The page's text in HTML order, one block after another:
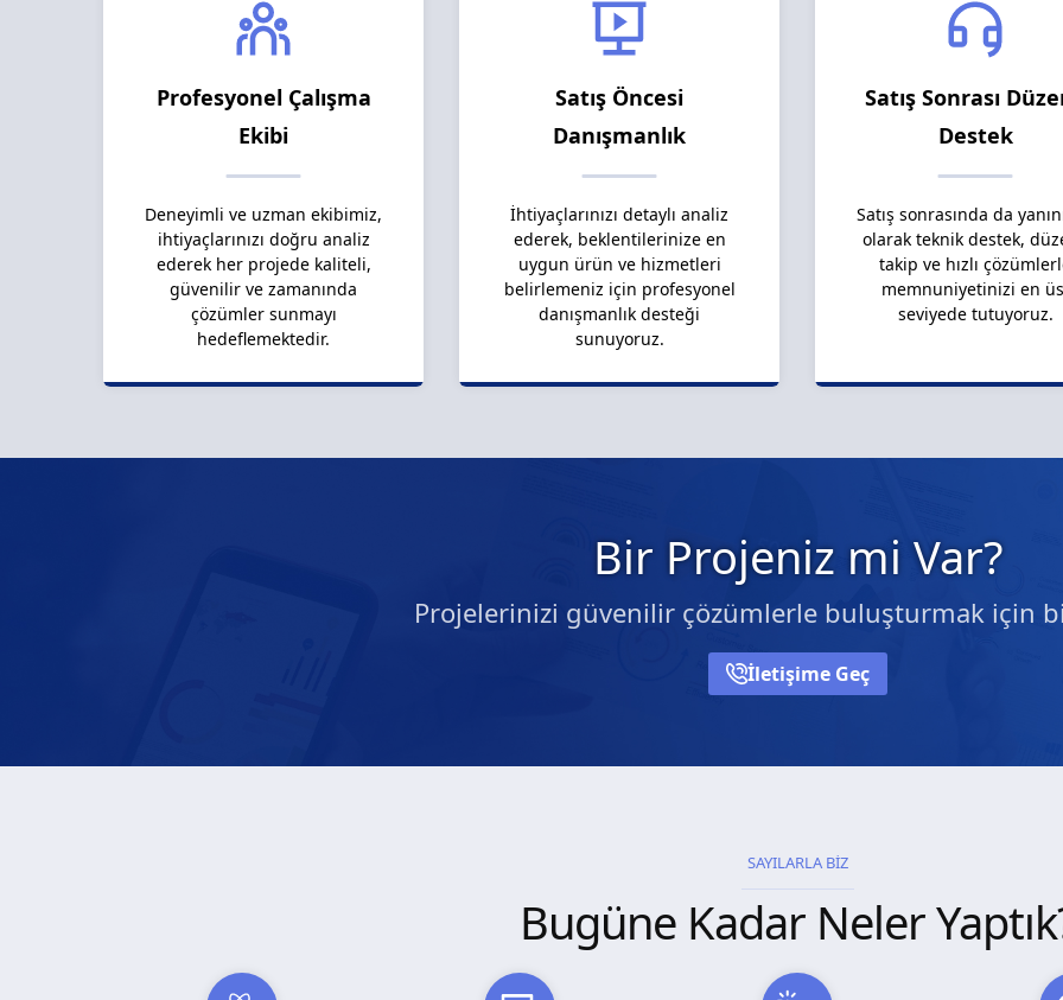
Profesyonel Çalışma
Ekibi
Deneyimli ve uzman ekibimiz,
ihtiyaçlarınızı doğru analiz
ederek her projede kaliteli,
güvenilir ve zamanında
çözümler sunmayı
hedeflemektedir.
Satış Öncesi
Danışmanlık
İhtiyaçlarınızı detaylı analiz
ederek, beklentilerinize en
uygun ürün ve hizmetleri
belirlemeniz için profesyonel
danışmanlık desteği
sunuyoruz.
Satış Sonrası
Destek
Satış sonrasında da
olarak teknik destek,
takip ve hızlı
memnuniyetinizi en
seviyede tutuyoruz.
Bir Projeniz mi Var?
Projelerinizi güvenilir çözümlerle buluşturmak için
İletişime Geç
SAYILARLA BİZ
Bugüne Kadar Neler